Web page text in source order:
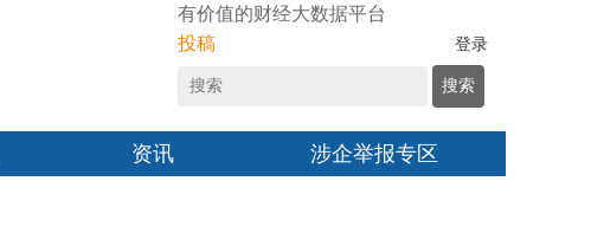
有价值的财经大数据平台
投稿
登录
搜索
资讯 涉企举报专区